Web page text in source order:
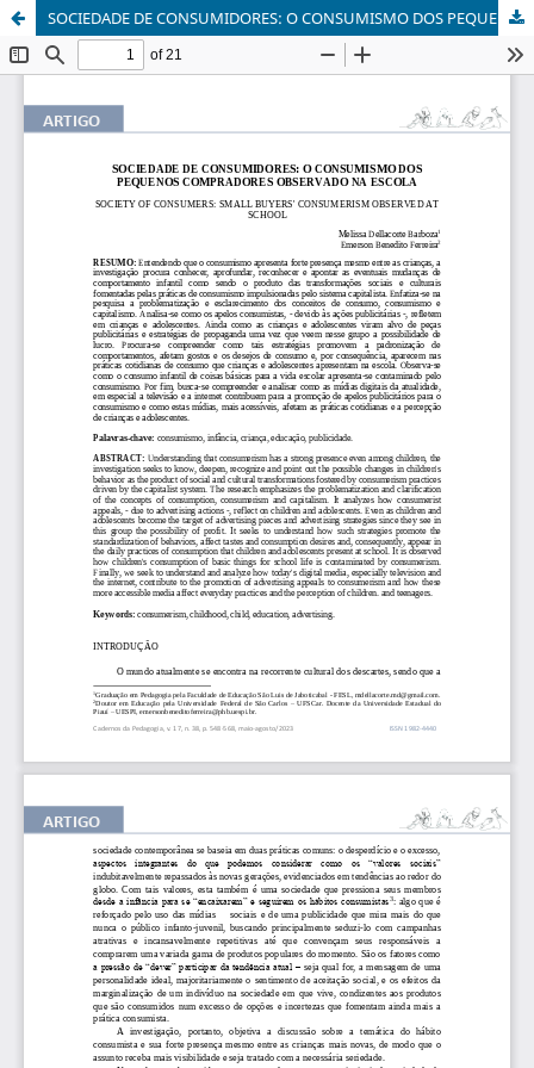
SOCIEDADE DE CONSUMIDORES: O CONSUMISMO DOS PEQUENOS COMPRADORES OBSERVADO NA ESCOLA